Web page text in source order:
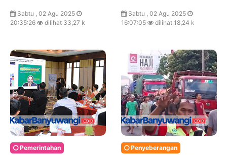
Sabtu , 02 Agu 2025
20:35:26
dilihat 33,27 k
Sabtu , 02 Agu 2025
16:07:05
dilihat 18,24 k
Pemerintahan Penyeberangan